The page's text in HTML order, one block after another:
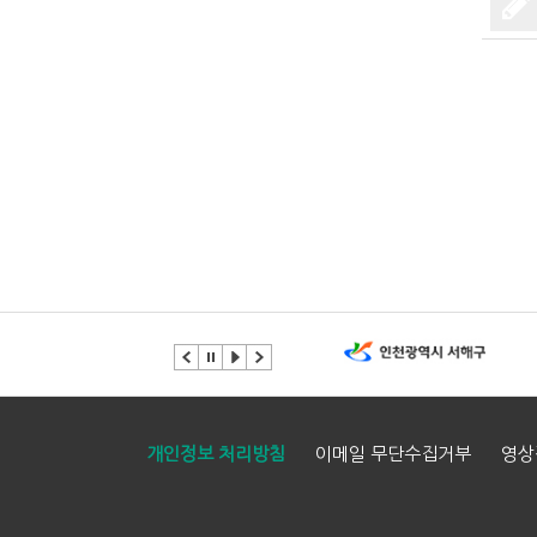
개인정보 처리방침 이메일 무단수집거부 영